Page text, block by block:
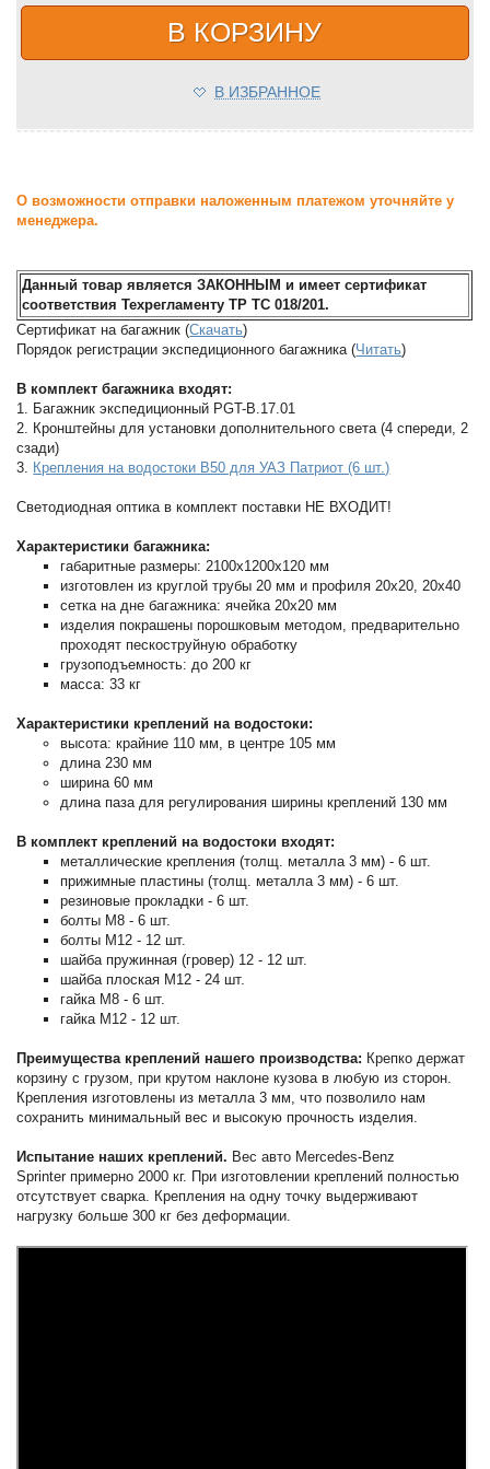
В КОРЗИНУ
В ИЗБРАННОЕ
О возможности отправки наложенным платежом уточняйте у
менеджера.
Данный товар является ЗАКОННЫМ и имеет сертификат
соответствия Техрегламенту ТР ТС 018/201.
Сертификат на багажник (Скачать)
Порядок регистрации экспедиционного багажника (Читать)
В комплект багажника входят:
1. Багажник экспедиционный PGT-B.17.01
2. Кронштейны для установки дополнительного света (4 спереди, 2
сзади)
3. Крепления на водостоки B50 для УАЗ Патриот (6 шт.)
Светодиодная оптика в комплект поставки НЕ ВХОДИТ!
Характеристики багажника:
габаритные размеры: 2100х1200х120 мм
изготовлен из круглой трубы 20 мм и профиля 20х20, 20х40
сетка на дне багажника: ячейка 20х20 мм
изделия покрашены порошковым методом, предварительно
проходят пескоструйную обработку
грузоподъемность: до 200 кг
масса: 33 кг
Характеристики креплений на водостоки:
высота: крайние 110 мм, в центре 105 мм
длина 230 мм
ширина 60 мм
длина паза для регулирования ширины креплений 130 мм
В комплект креплений на водостоки входят:
металлические крепления (толщ. металла 3 мм) - 6 шт.
прижимные пластины (толщ. металла 3 мм) - 6 шт.
резиновые прокладки - 6 шт.
болты М8 - 6 шт.
болты М12 - 12 шт.
шайба пружинная (гровер) 12 - 12 шт.
шайба плоская М12 - 24 шт.
гайка М8 - 6 шт.
гайка М12 - 12 шт.
Преимущества креплений нашего производства: Крепко держат
корзину с грузом, при крутом наклоне кузова в любую из сторон.
Крепления изготовлены из металла 3 мм, что позволило нам
сохранить минимальный вес и высокую прочность изделия.
Испытание наших креплений. Вес авто Mercedes-Benz
Sprinter примерно 2000 кг. При изготовлении креплений полностью
отсутствует сварка. Крепления на одну точку выдерживают
нагрузку больше 300 кг без деформации.